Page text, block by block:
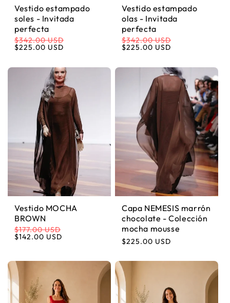
Vestido estampado
soles - Invitada
perfecta
Precio habitual
$342.00 USD
Precio de oferta
$225.00 USD
Vestido estampado
olas - Invitada
perfecta
Precio habitual
$342.00 USD
Precio de oferta
$225.00 USD
Vestido MOCHA
BROWN
Precio habitual
$177.00 USD
Precio de oferta
$142.00 USD
Capa NEMESIS marrón
chocolate - Colección
mocha mousse
Precio habitual
$225.00 USD
¡Y consigue un 10% de descuento en tu primera
compra!
Acepto recibir comunicaciones de marketing
Para conocer toda la información sobre cómo trataremos tus datos, consulta
nuestra Política legal.
SUSCRIBIRME